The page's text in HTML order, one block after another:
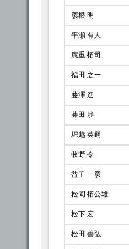
彦根 明
平瀬 有人
廣重 拓司
福田 之一
藤澤 進
藤田 渉
堀越 英嗣
牧野 令
益子 一彦
松岡 拓公雄
松下 宏
松田 善弘